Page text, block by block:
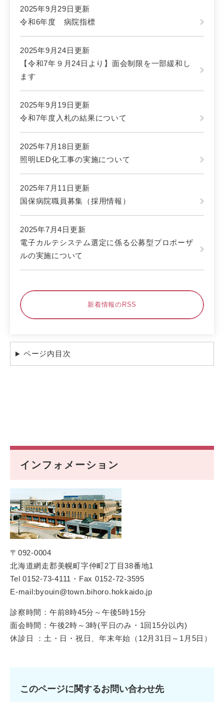
2025年9月29日更新
令和6年度 病院指標
2025年9月24日更新
【令和7年９月24日より】面会制限を一部緩和し
ます
2025年9月19日更新
令和7年度入札の結果について
2025年7月18日更新
照明LED化工事の実施について
2025年7月11日更新
国保病院職員募集（採用情報）
2025年7月4日更新
電子カルテシステム選定に係る公募型プロポーザ
ルの実施について
新着情報のRSS
ページ内目次
インフォメーション
〒092-0004
北海道網走郡美幌町字仲町2丁目38番地1
Tel 0152-73-4111・Fax 0152-72-3595
E-mail:byouin@town.bihoro.hokkaido.jp
診察時間：午前8時45分～午後5時15分
面会時間：午後2時～3時(平日のみ・1回15分以内)
休診日 ：土・日・祝日、年末年始（12月31日～1月5日）
このページに関するお問い合わせ先